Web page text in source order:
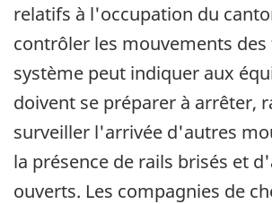
relatifs à l'occupation du
contrôler les mouvements des
système peut indiquer aux
doivent se préparer à arrêter,
surveiller l'arrivée d'autres
la présence de rails brisés et
ouverts. Les compagnies de